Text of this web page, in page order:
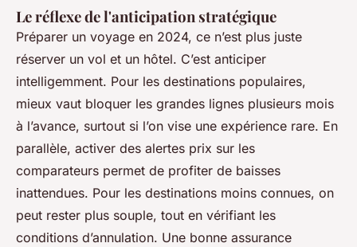
Le réflexe de l'anticipation stratégique
Préparer un voyage en 2024, ce n’est plus juste
réserver un vol et un hôtel. C’est anticiper
intelligemment. Pour les destinations populaires,
mieux vaut bloquer les grandes lignes plusieurs mois
à l’avance, surtout si l’on vise une expérience rare. En
parallèle, activer des alertes prix sur les
comparateurs permet de profiter de baisses
inattendues. Pour les destinations moins connues, on
peut rester plus souple, tout en vérifiant les
conditions d’annulation. Une bonne assurance